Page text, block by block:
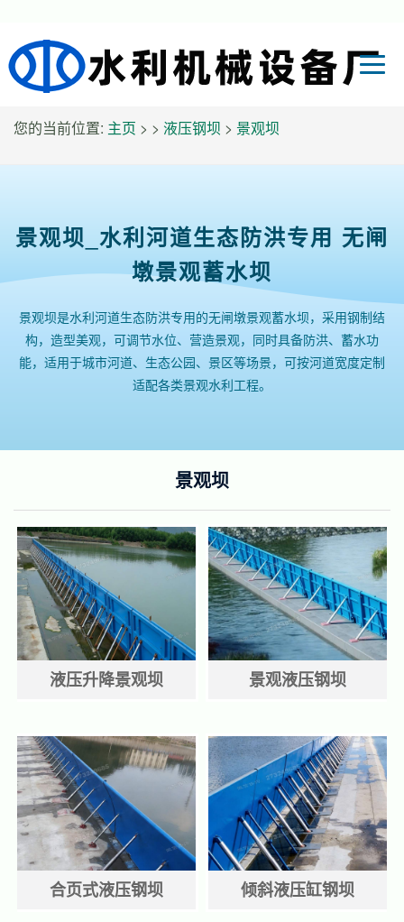
您的当前位置: 主页 > > 液压钢坝 > 景观坝
景观坝_水利河道生态防洪专用 无闸
墩景观蓄水坝
景观坝是水利河道生态防洪专用的无闸墩景观蓄水坝，采用钢制结
构，造型美观，可调节水位、营造景观，同时具备防洪、蓄水功
能，适用于城市河道、生态公园、景区等场景，可按河道宽度定制
适配各类景观水利工程。
景观坝
液压升降景观坝 景观液压钢坝
合页式液压钢坝 倾斜液压缸钢坝